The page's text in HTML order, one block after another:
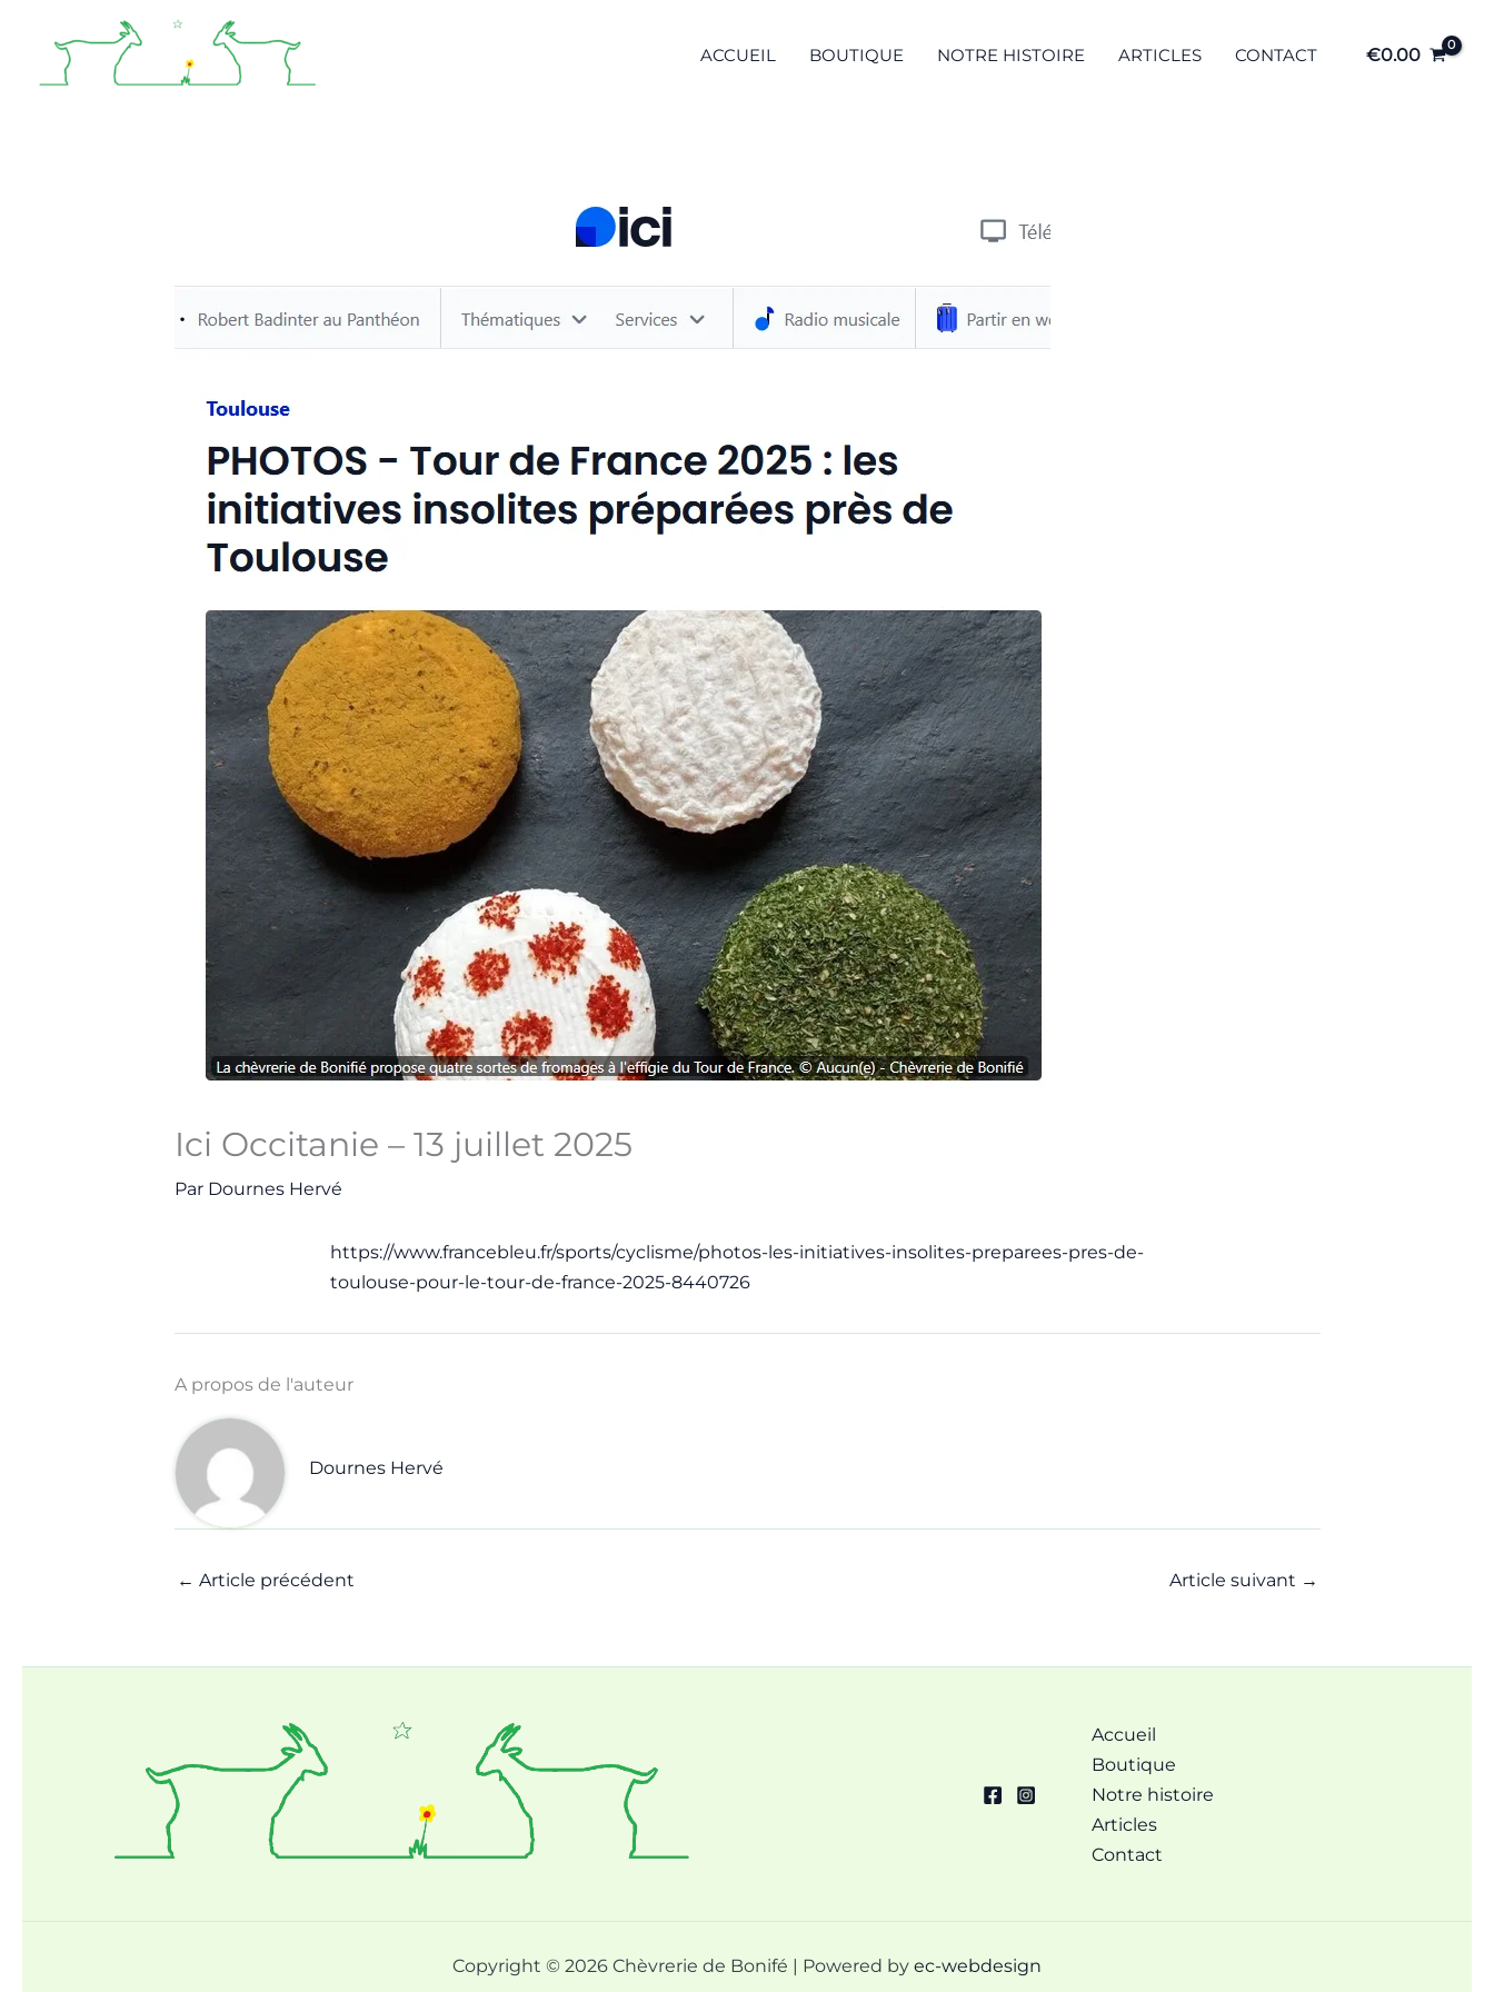
contenu
ACCUEIL BOUTIQUE NOTRE HISTOIRE ARTICLES CONTACT €0.00
Ici Occitanie – 13 juillet 2025
Par Dournes Hervé
https://www.francebleu.fr/sports/cyclisme/photos-les-initiatives-insolites-preparees-pres-de-
toulouse-pour-le-tour-de-france-2025-8440726
A propos de l'auteur
Dournes Hervé
← Article précédent Article suivant →
Accueil
Boutique
Notre histoire
Articles
Contact
Copyright © 2026 Chèvrerie de Bonifé | Powered by ec-webdesign